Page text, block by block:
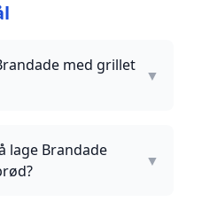
med grillet
▼
lage Brandade
▼